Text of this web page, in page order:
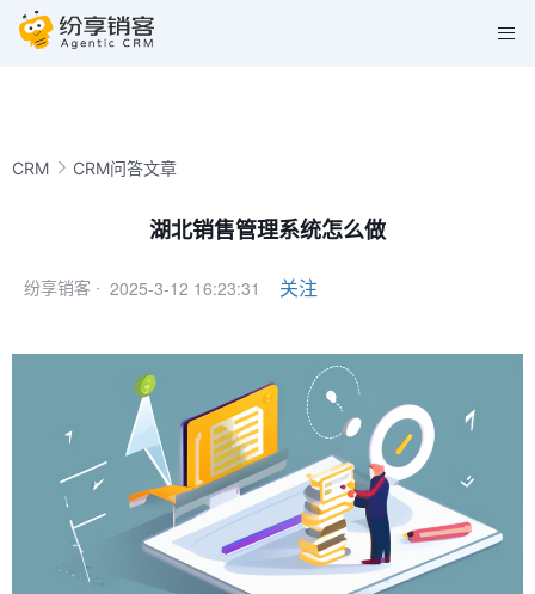
CRM CRM问答文章
湖北销售管理系统怎么做
纷享销客 · 2025-3-12 16:23:31 关注